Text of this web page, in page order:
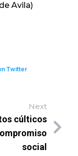
Avila)
Twitter
Next
cúlticos
social